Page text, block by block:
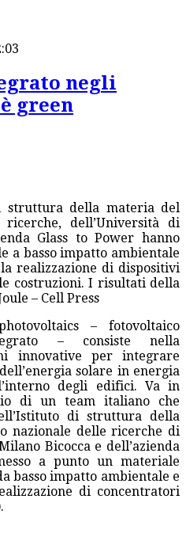
negli
green
struttura della materia del
ricerche, dell’Università di
Glass to Power hanno
a basso impatto ambientale
realizzazione di dispositivi
costruzioni. I risultati della
– Cell Press
– fotovoltaico
– consiste nella
innovative per integrare
solare in energia
degli edifici. Va in
di un team italiano che
di struttura della
nazionale delle ricerche di
Bicocca e dell’azienda
a punto un materiale
basso impatto ambientale e
di concentratori